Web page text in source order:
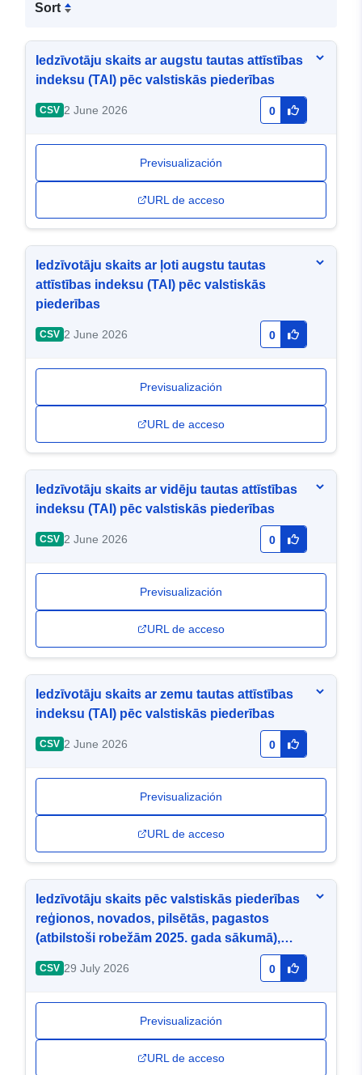
Sort
Iedzīvotāju skaits ar augstu tautas attīstības
indeksu (TAI) pēc valstiskās piederības
CSV 2 June 2026 0
Previsualización
URL de acceso
Iedzīvotāju skaits ar ļoti augstu tautas
attīstības indeksu (TAI) pēc valstiskās
piederības
CSV 2 June 2026 0
Previsualización
URL de acceso
Iedzīvotāju skaits ar vidēju tautas attīstības
indeksu (TAI) pēc valstiskās piederības
CSV 2 June 2026 0
Previsualización
URL de acceso
Iedzīvotāju skaits ar zemu tautas attīstības
indeksu (TAI) pēc valstiskās piederības
CSV 2 June 2026 0
Previsualización
URL de acceso
Iedzīvotāju skaits pēc valstiskās piederības
reģionos, novados, pilsētās, pagastos
(atbilstoši robežām 2025. gada sākumā),
apkaimēs un blīvi apdzīvotās teritorijās
(eksperimentālā statistika)
CSV 29 July 2026 0
Previsualización
URL de acceso